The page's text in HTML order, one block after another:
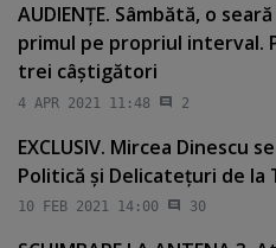
AUDIENŢE. Sâmbătă, o
primul pe propriul interval.
trei câştigători
4 APR 2021 11:48 2
EXCLUSIV. Mircea Dinescu
Politică şi Delicateţuri de la
10 FEB 2021 14:00 30